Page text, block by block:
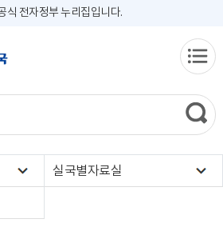
식 전자정부 누리집입니다.
실국별자료실